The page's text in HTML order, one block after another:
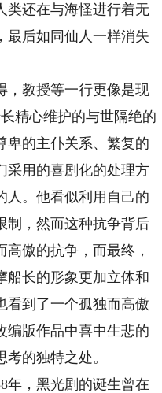
类还在与海怪进行着无
最后如同仙人一样消失
教授等一行更像是现
精心维护的与世隔绝的
卑的主仆关系、繁复的
采用的喜剧化的处理方
人。他看似利用自己的
制，然而这种抗争背后
傲的抗争，而最终，
长的形象更加立体和
看到了一个孤独而高傲
编版作品中喜中生悲的
的独特之处。
，黑光剧的诞生曾在